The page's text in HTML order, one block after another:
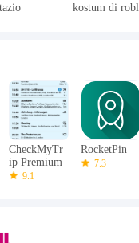
& Perbaikan Bug:
aplikasi dan
pelanggan kami yang
kostum di
CheckMyTr
ip Premium
9.1
RocketPin
7.3